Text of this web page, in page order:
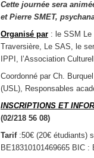
Cette journée sera
et Pierre SMET,
Organisé par: le SSM Le
Traversière, Le SAS, le
IPPI, l’Association
Coordonné par Ch.
(USL), Responsables
INSCRIPTIONS ET
(02/218 56 08)
Tarif:50€ (20€ étudiants)
BE18310101469665 BIC